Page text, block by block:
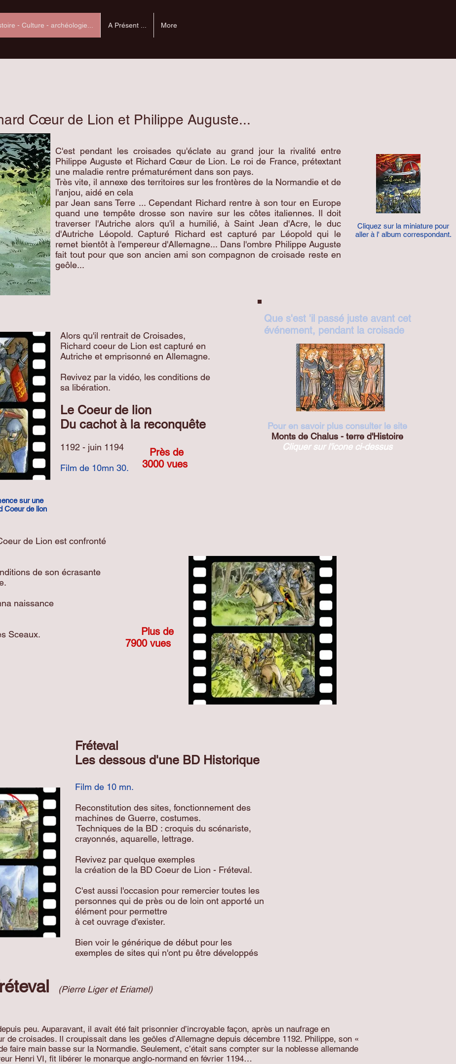
- Culture - archéologie... A Présent ... More
Cœur de Lion et Philippe Auguste...
C'est pendant les croisades qu'éclate au grand jour la rivalité entre
Philippe Auguste et Richard Cœur de Lion. Le roi de France, prétextant
une maladie rentre prématurément dans son pays.
Très vite, il annexe des territoires sur les frontères de la Normandie et de
l'anjou, aidé en cela
par Jean sans Terre ... Cependant Richard rentre à son tour en Europe
quand une tempête drosse son navire sur les côtes italiennes. Il doit
traverser l'Autriche alors qu'il a humilié, à Saint Jean d'Acre, le duc
d'Autriche Léopold. Capturé Richard est capturé par Léopold qui le
remet bientôt à l'empereur d'Allemagne... Dans l'ombre Philippe Auguste
fait tout pour que son ancien ami son compagnon de croisade reste en
geôle...
Cliquez sur la miniature pour
aller à l' album correspondant.
Alors qu'il rentrait de Croisades,
Richard coeur de Lion est capturé en
Autriche et emprisonné en Allemagne.
Revivez par la vidéo, les conditions de
sa libération.
Le Coeur de lion
Du cachot à la reconquête
1192 - juin 1194
Film de 10mn 30.
Près de
3000 vues
Que s'est 'il passé juste avant cet
événement, pendant la croisade
Pour en savoir plus consulter le site
Monts de Chalus - terre d'Histoire
Cliquer sur l'icone ci-dessus
sur une
Coeur de lion
de Lion est confronté
de son écrasante
naissance
Sceaux.
Plus de
7900 vues
Fréteval
Les dessous d'une BD Historique
Film de 10 mn.
Reconstitution des sites, fonctionnement des
machines de Guerre, costumes.
Techniques de la BD : croquis du scénariste,
crayonnés, aquarelle, lettrage.
Revivez par quelque exemples
la création de la BD Coeur de Lion - Fréteval.
C'est aussi l'occasion pour remercier toutes les
personnes qui de près ou de loin ont apporté un
élément pour permettre
à cet ouvrage d'exister.
Bien voir le générique de début pour les
exemples de sites qui n'ont pu être développés
(Pierre Liger et Eriamel)
peu. Auparavant, il avait été fait prisonnier d’incroyable façon, après un naufrage en
de croisades. Il croupissait dans les geôles d’Allemagne depuis décembre 1192. Philippe, son «
faire main basse sur la Normandie. Seulement, c’était sans compter sur la noblesse allemande
Henri VI, fit libérer le monarque anglo-normand en février 1194…